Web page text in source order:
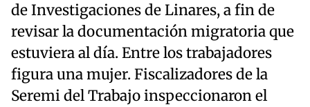
de Investigaciones de Linares, a fin de
revisar la documentación migratoria que
estuviera al día. Entre los trabajadores
figura una mujer. Fiscalizadores de la
Seremi del Trabajo inspeccionaron el